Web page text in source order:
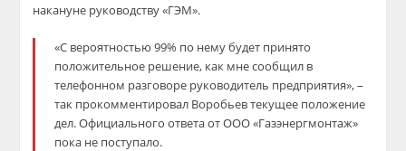
накануне руководству «ГЭМ».
«С вероятностью 99% по нему будет принято
положительное решение, как мне сообщил в
телефонном разговоре руководитель предприятия», –
так прокомментировал Воробьев текущее положение
дел. Официального ответа от ООО «Газэнергмонтаж»
пока не поступало.